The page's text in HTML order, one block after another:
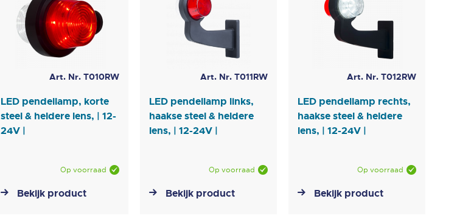
Art. Nr. T010RW
LED pendellamp, korte
steel & heldere lens, | 12-
24V |
Op voorraad
Bekijk product
Art. Nr. T011RW
LED pendellamp links,
haakse steel & heldere
lens, | 12-24V |
Op voorraad
Bekijk product
Art. Nr. T012RW
LED pendellamp rechts,
haakse steel & heldere
lens, | 12-24V |
Op voorraad
Bekijk product